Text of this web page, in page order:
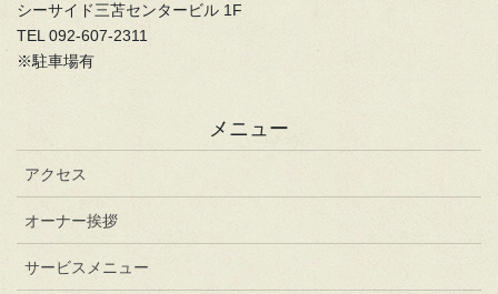
シーサイド三苫センタービル 1F
TEL 092-607-2311
※駐車場有
メニュー
アクセス
オーナー挨拶
サービスメニュー